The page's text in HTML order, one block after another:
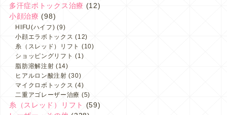
多汗症ボトックス治療 (12)
小顔治療 (98)
HIFU(ハイフ) (9)
小顔エラボトックス (12)
糸（スレッド）リフト (10)
ショッピングリフト (1)
脂肪溶解注射 (14)
ヒアルロン酸注射 (30)
マイクロボトックス (4)
二重アゴレーザー治療 (5)
糸（スレッド）リフト
(59)